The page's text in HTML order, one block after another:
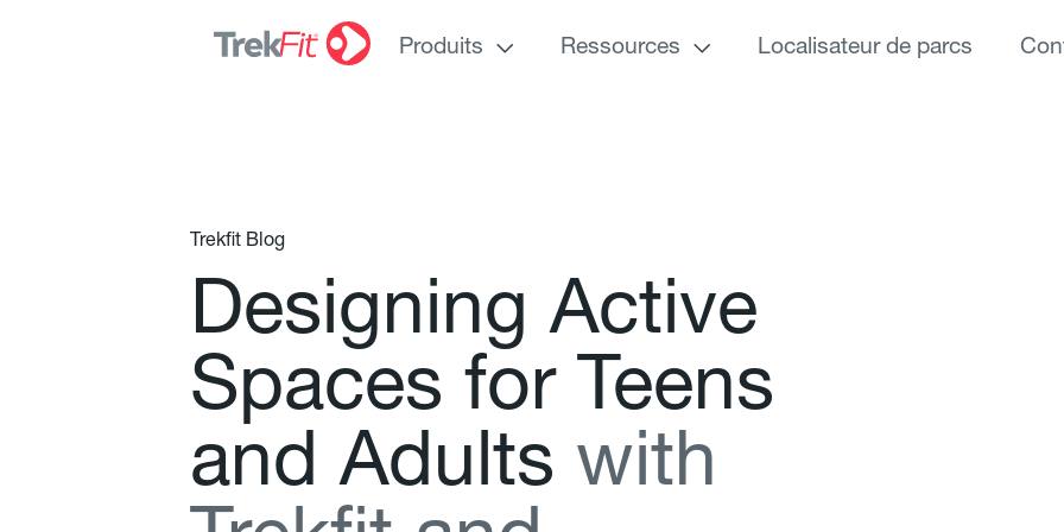
Produits Ressources Localisateur de parcs
Trekfit Blog
Designing Active
Spaces for Teens
and Adults with